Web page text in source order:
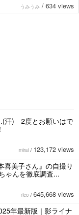
うみうみ / 634 views
汗) 2度とお願いはで
mirai / 123,172 views
喜美子さん』の自撮り
ゃんを徹底調査...
rico / 645,668 views
年最新版｜影ライナ